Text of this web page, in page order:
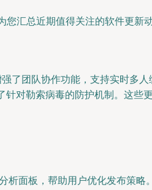
汇总近期值得关注的软件更新
了团队协作功能，支持实时多
对勒索病毒的防护机制。这些
析面板，帮助用户优化发布策略。